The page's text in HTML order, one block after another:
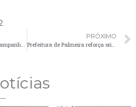
Confira os números da campanha de vacinação contra Influenza em Palmeira
PRÓXIMO
Prefeitura de Palmeira reforça orientação a população sobre o descarte correto de materiais perfurocortantes